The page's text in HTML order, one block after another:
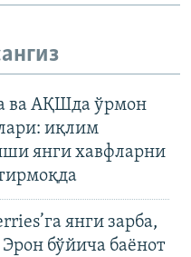
ва АҚШда ўрмон
иқлим
янги хавфларни
янги зарба,
бўйича баёнот